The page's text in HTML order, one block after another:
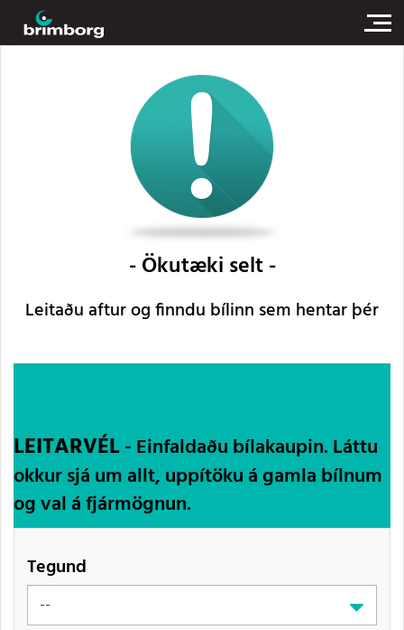
Ökutæki selt
Leitaðu aftur og finndu bílinn sem hentar þér
LEITARVÉL- Einfaldaðu bílakaupin. Láttu
okkur sjá um allt, uppítöku á gamla bílnum
og val á fjármögnun.
Tegund